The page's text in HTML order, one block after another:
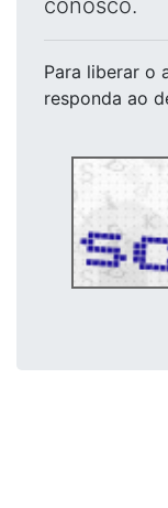
conosco.
Para liberar o
responda ao